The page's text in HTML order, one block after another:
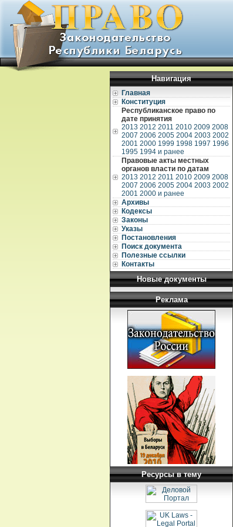
Навигация
Главная
Конституция
Республиканское право по
дате принятия
2013 2012 2011 2010 2009 2008
2007 2006 2005 2004 2003 2002
2001 2000 1999 1998 1997 1996
1995 1994 и ранее
Правовые акты местных
органов власти по датам
2013 2012 2011 2010 2009 2008
2007 2006 2005 2004 2003 2002
2001 2000 и ранее
Архивы
Кодексы
Законы
Указы
Постановления
Поиск документа
Полезные ссылки
Контакты
Новые документы
Реклама
Ресурсы в тему